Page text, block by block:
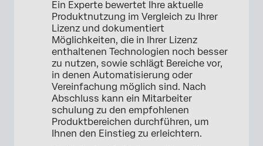
Ein Experte bewertet Ihre aktuelle
Produktnutzung im Vergleich zu Ihrer
Lizenz und dokumentiert
Möglichkeiten, die in Ihrer Lizenz
enthaltenen Technologien noch besser
zu nutzen, sowie schlägt Bereiche vor,
in denen Automatisierung oder
Vereinfachung möglich sind. Nach
Abschluss kann ein Mitarbeiter
schulung zu den empfohlenen
Produktbereichen durchführen, um
Ihnen den Einstieg zu erleichtern.